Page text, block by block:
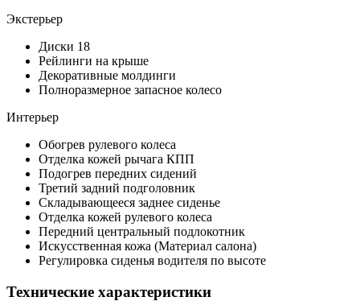
Экстерьер
Диски 18
Рейлинги на крыше
Декоративные молдинги
Полноразмерное запасное колесо
Интерьер
Обогрев рулевого колеса
Отделка кожей рычага КПП
Подогрев передних сидений
Третий задний подголовник
Складывающееся заднее сиденье
Отделка кожей рулевого колеса
Передний центральный подлокотник
Искусственная кожа (Материал салона)
Регулировка сиденья водителя по высоте
Технические характеристики